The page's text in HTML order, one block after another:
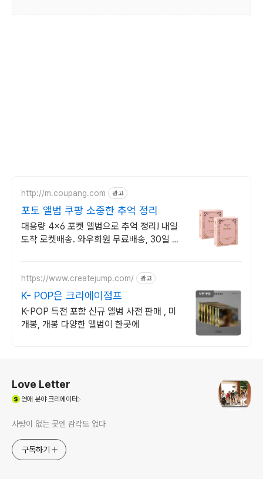
http://m.coupang.com 광고
포토 앨범 쿠팡 소중한 추억 정리
대용량 4x6 포켓 앨범으로 추억 정리! 내일
도착 로켓배송. 와우회원 무료배송, 30일 반
https://www.createjump.com/ 광고
K- POP은 크리에이점프
K-POP 특전 포함 신규 앨범 사전 판매 , 미
개봉, 개봉 다양한 앨범이 한곳에
Love Letter
연애 분야 크리에이터
사랑이 없는 곳엔 감각도 없다
구독하기